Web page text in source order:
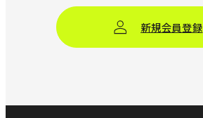
新規会員登録